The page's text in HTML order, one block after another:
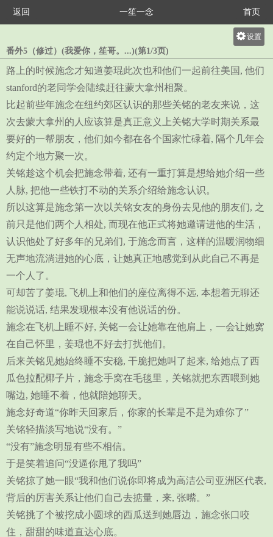
返回 一笙一念 首页
设置
大
小
番外5（修过）(我爱你，笙哥。...)(第1/3页)
路上的时候施念才知道姜琨此次也和他们一起前往美国, 他们
stanford的老同学会陆续赶往蒙大拿州相聚。
比起前些年施念在纽约郊区认识的那些关铭的老友来说，这
次去蒙大拿州的人应该算是真正意义上关铭大学时期关系最
要好的一帮朋友，他们如今都在各个国家忙碌着, 隔个几年会
约定个地方聚一次。
关铭趁这个机会把施念带着, 还有一重打算是想给她介绍一些
人脉, 把他一些铁打不动的关系介绍给施念认识。
所以这算是施念第一次以关铭女友的身份去见他的朋友们, 之
前只是他们两个人相处, 而现在他正式将她邀请进他的生活，
认识他处了好多年的兄弟们, 于施念而言，这样的温暖润物细
无声地流淌进她的心底，让她真正地感觉到从此自己不再是
一个人了。
可却苦了姜琨, 飞机上和他们的座位离得不远, 本想着无聊还
能说说话, 结果发现根本没有他说话的份。
施念在飞机上睡不好, 关铭一会让她靠在他肩上，一会让她窝
在自己怀里，姜琨也不好去打扰他们。
后来关铭见她始终睡不安稳, 干脆把她叫了起来, 给她点了西
瓜色拉配椰子片，施念手窝在毛毯里，关铭就把东西喂到她
嘴边, 她睡不着，他就陪她聊天。
施念好奇道“你昨天回家后，你家的长辈是不是为难你了”
关铭轻描淡写地说“没有。”
“没有”施念明显有些不相信。
于是笑着追问“没逼你甩了我吗”
关铭掠了她一眼“我和他们说你即将成为高洁公司亚洲区代表,
背后的厉害关系让他们自己去掂量，来, 张嘴。”
关铭挑了个被挖成小圆球的西瓜送到她唇边，施念张口咬
住，甜甜的味道直达心底。